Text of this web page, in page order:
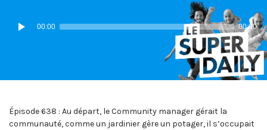
Lecteur
audio
00:00 00:00
Épisode 638 : Au départ, le Community manager gérait la
communauté, comme un jardinier gère un potager, il s’occupait